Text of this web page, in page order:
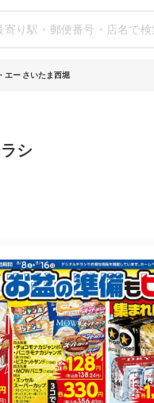
エー さいたま西堀
シ